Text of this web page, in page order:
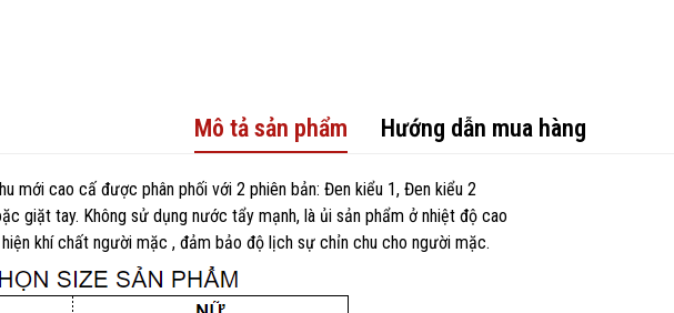
Mô tả sản phẩm Hướng dẫn mua hàng
mới cao cấ được phân phối với 2 phiên bản: Đen kiểu 1, Đen kiểu 2
giặt tay. Không sử dụng nước tẩy mạnh, là ủi sản phẩm ở nhiệt độ cao
khí chất người mặc , đảm bảo độ lịch sự chỉn chu cho người mặc.